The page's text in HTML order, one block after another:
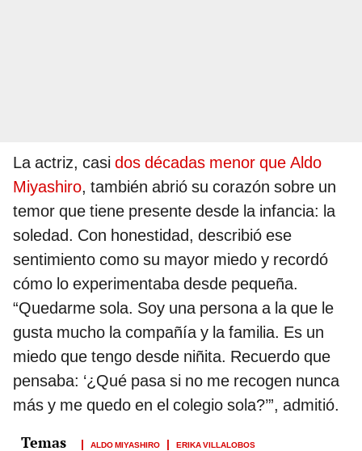
La actriz, casi dos décadas menor que Aldo
Miyashiro, también abrió su corazón sobre un
temor que tiene presente desde la infancia: la
soledad. Con honestidad, describió ese
sentimiento como su mayor miedo y recordó
cómo lo experimentaba desde pequeña.
“Quedarme sola. Soy una persona a la que le
gusta mucho la compañía y la familia. Es un
miedo que tengo desde niñita. Recuerdo que
pensaba: ‘¿Qué pasa si no me recogen nunca
más y me quedo en el colegio sola?’”, admitió.
ALDO MIYASHIRO
ERIKA VILLALOBOS